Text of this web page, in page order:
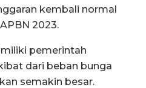
kembali normal
2023.
pemerintah
dari beban bunga
semakin besar.